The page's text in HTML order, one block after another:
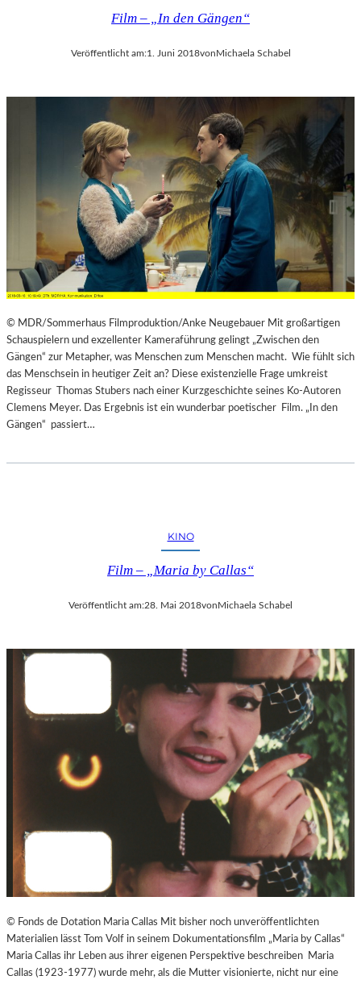
Film – „In den Gängen“
Veröffentlicht am:1. Juni 2018vonMichaela Schabel
© MDR/Sommerhaus Filmproduktion/Anke Neugebauer Mit großartigen
Schauspielern und exzellenter Kameraführung gelingt „Zwischen den
Gängen“ zur Metapher, was Menschen zum Menschen macht. Wie fühlt sich
das Menschsein in heutiger Zeit an? Diese existenzielle Frage umkreist
Regisseur Thomas Stubers nach einer Kurzgeschichte seines Ko-Autoren
Clemens Meyer. Das Ergebnis ist ein wunderbar poetischer Film. „In den
Gängen“ passiert…
KINO
Film – „Maria by Callas“
Veröffentlicht am:28. Mai 2018von Michaela Schabel
© Fonds de Dotation Maria Callas Mit bisher noch unveröffentlichten
Materialien lässt Tom Volf in seinem Dokumentationsfilm „Maria by Callas“
Maria Callas ihr Leben aus ihrer eigenen Perspektive beschreiben Maria
Callas (1923-1977) wurde mehr, als die Mutter visionierte, nicht nur eine